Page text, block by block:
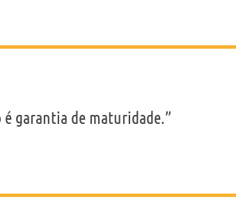
é garantia de maturidade.”